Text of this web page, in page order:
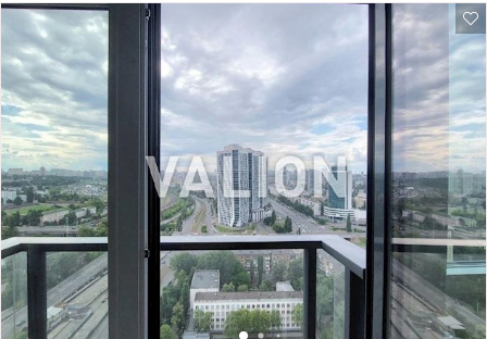
інфраструктура, два парки. супермаркет Сильпо, ТРЦ Смарт
плаза, Спортлайф Отличная транспортная развязка, метро
Шулявское и Политехнический институт 10 минут пешком Цена
100000у.е. тел. 050-146-45-76 Инна, valion.ua/1153082